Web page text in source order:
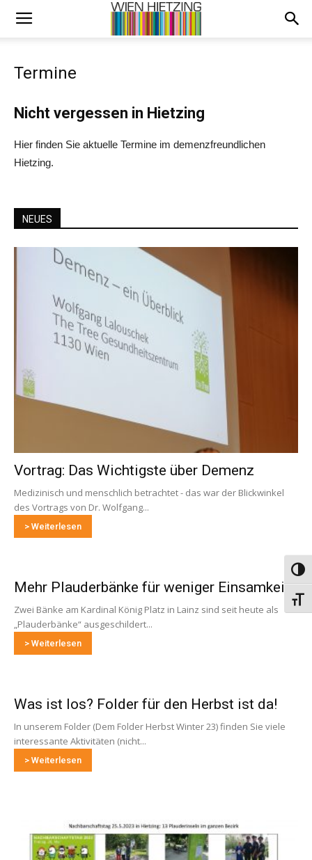
Termine
Nicht vergessen in Hietzing
Hier finden Sie aktuelle Termine im demenzfreundlichen
Hietzing.
NEUES
Vortrag: Das Wichtigste über Demenz
Medizinisch und menschlich betrachtet - das war der Blickwinkel
des Vortrags von Dr. Wolfgang...
> Weiterlesen
Mehr Plauderbänke für weniger Einsamkeit
Zwei Bänke am Kardinal König Platz in Lainz sind seit heute als
„Plauderbänke“ ausgeschildert...
> Weiterlesen
Was ist los? Folder für den Herbst ist da!
In unserem Folder (Dem Folder Herbst Winter 23) finden Sie viele
interessante Aktivitäten (nicht...
> Weiterlesen